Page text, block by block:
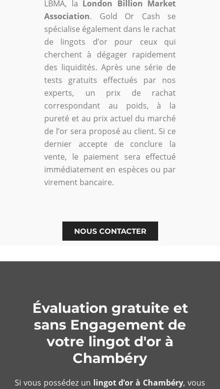
LBMA, la London Billion Market
Association. Gold Or Cash se
spécialise également dans le rachat
de lingots d’or pour ceux qui
cherchent à dégager rapidement
des liquidités. Après une série de
tests gratuits effectués par nos
experts, un prix de rachat
correspondant au poids, à la
pureté et au prix actuel du marché
de l’or sera proposé au client. Si ce
dernier accepte de conclure la
vente, le paiement sera effectué
immédiatement en espèces ou par
virement bancaire.
NOUS CONTACTER
Évaluation gratuite et
sans Engagement de
votre lingot d'or à
Chambéry
Si vous possédez un lingot d’or à Chambéry, vous